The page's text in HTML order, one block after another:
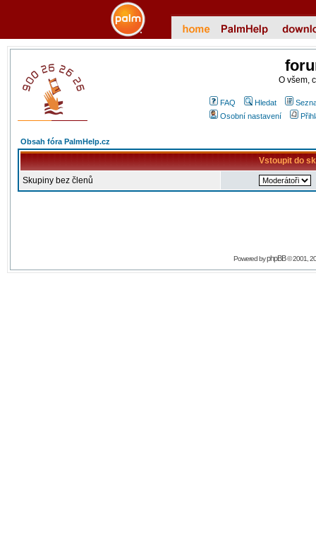
O všem,
FAQ Hledat
Osobní nastavení
Obsah fóra PalmHelp.cz
Vstoupit do
Skupiny bez členů
Powered byphpBB© 2001,